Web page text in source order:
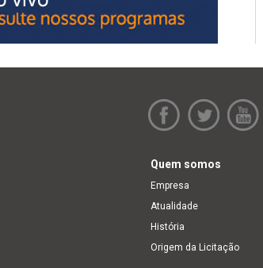
Quem somos
Empresa
Atualidade
História
Origem da Licitação